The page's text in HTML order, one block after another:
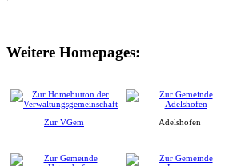
Weitere Homepages:
Zur VGem Adelshofen